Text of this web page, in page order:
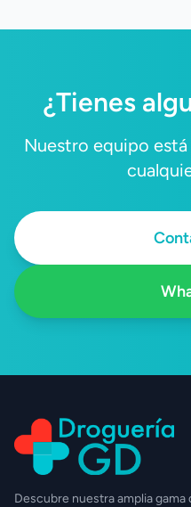
clínico.
¿Tienes
Nuestro equipo
Descubre nuestra amplia